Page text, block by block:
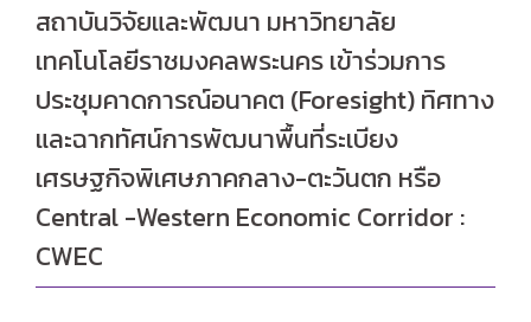
สถาบันวิจัยและพัฒนา มหาวิทยาลัย
เทคโนโลยีราชมงคลพระนคร เข้าร่วมการ
ประชุมคาดการณ์อนาคต (Foresight) ทิศทาง
และฉากทัศน์การพัฒนาพื้นที่ระเบียง
เศรษฐกิจพิเศษภาคกลาง-ตะวันตก หรือ
Central -Western Economic Corridor :
CWEC